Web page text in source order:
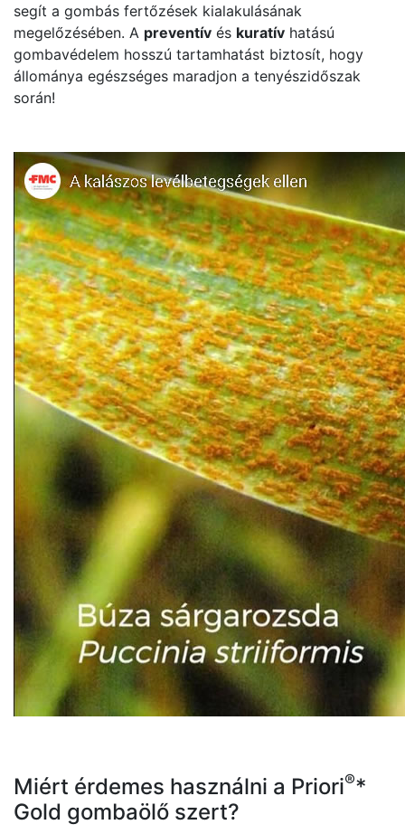
segít a gombás fertőzések kialakulásának
megelőzésében. A preventív és kuratív hatású
gombavédelem hosszú tartamhatást biztosít, hogy
állománya egészséges maradjon a tenyészidőszak
során!
Miért érdemes használni a Priori®*
Gold gombaölő szert?